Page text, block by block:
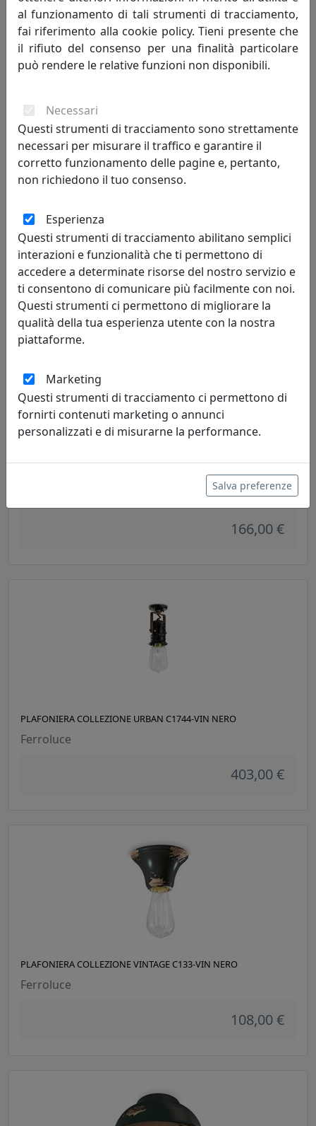
391,00 €
PLAFONIERA COLLEZIONE B&W C2333-08 SMALTO NERO
Ferroluce
348,00 €
PLAFONIERA C985-NEC COLLEZIONE PI FINITURA NERO
166,00 €
PLAFONIERA COLLEZIONE URBAN C1744-VIN NERO
Ferroluce
403,00 €
PLAFONIERA COLLEZIONE VINTAGE C133-VIN NERO
Ferroluce
108,00 €
al funzionamento di tali strumenti di tracciamento,
fai riferimento alla cookie policy. Tieni presente che
il rifiuto del consenso per una finalità particolare
può rendere le relative funzioni non disponibili.
Necessari
Questi strumenti di tracciamento sono strettamente
necessari per misurare il traffico e garantire il
corretto funzionamento delle pagine e, pertanto,
non richiedono il tuo consenso.
Esperienza
Questi strumenti di tracciamento abilitano semplici
interazioni e funzionalità che ti permettono di
accedere a determinate risorse del nostro servizio e
ti consentono di comunicare più facilmente con noi.
Questi strumenti ci permettono di migliorare la
qualità della tua esperienza utente con la nostra
piattaforme.
Marketing
Questi strumenti di tracciamento ci permettono di
fornirti contenuti marketing o annunci
personalizzati e di misurarne la performance.
Salva preferenze